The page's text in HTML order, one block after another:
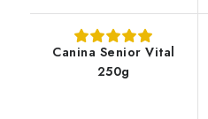
Canina Senior Vital
250g